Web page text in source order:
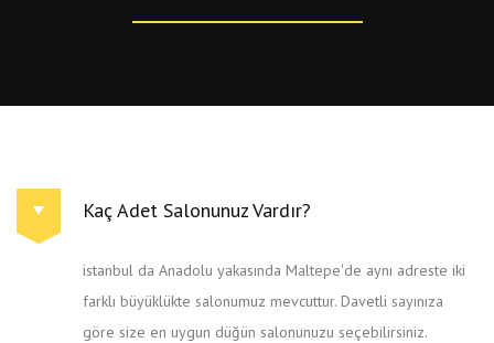
Kaç Adet Salonunuz Vardır?
istanbul da Anadolu yakasında Maltepe'de aynı adreste iki
farklı büyüklükte salonumuz mevcuttur. Davetli sayınıza
göre size en uygun düğün salonunuzu seçebilirsiniz.